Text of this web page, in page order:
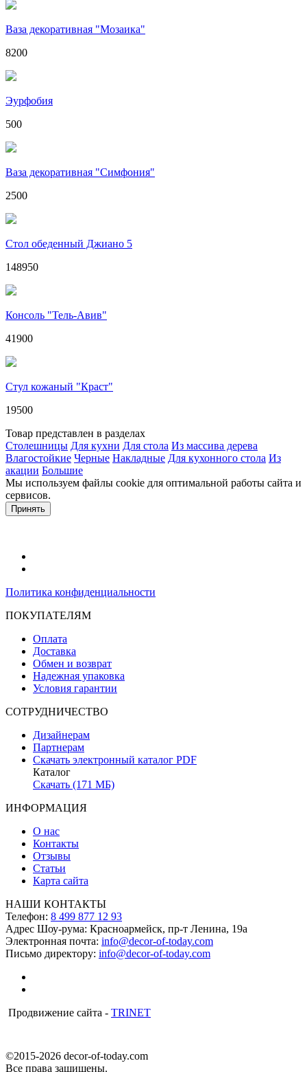
Ваза декоративная "Мозаика"
8200
Эурфобия
500
Ваза декоративная "Симфония"
2500
Стол обеденный Джиано 5
148950
Консоль "Тель-Авив"
41900
Стул кожаный "Краст"
19500
Товар представлен в разделах
Столешницы Для кухни Для стола Из массива дерева
Влагостойкие Черные Накладные Для кухонного стола Из
акации Большие
Мы используем файлы cookie для оптимальной работы сайта и
сервисов.
Принять
Политика конфиденциальности
ПОКУПАТЕЛЯМ
Оплата
Доставка
Обмен и возврат
Надежная упаковка
Условия гарантии
СОТРУДНИЧЕСТВО
Дизайнерам
Партнерам
Скачать электронный каталог PDF
Каталог
Скачать (171 МБ)
ИНФОРМАЦИЯ
О нас
Контакты
Отзывы
Статьи
Карта сайта
НАШИ КОНТАКТЫ
Телефон: 8 499 877 12 93
Адрес Шоу-рума: Красноармейск, пр-т Ленина, 19а
Электронная почта: info@decor-of-today.com
Письмо директору: info@decor-of-today.com
Продвижение сайта - TRINET
©2015-2026 decor-of-today.com
Все права защищены.